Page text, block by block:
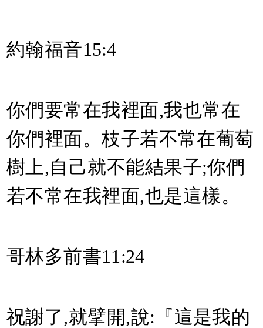
約翰福音15:4
你們要常在我裡面,我也常在
你們裡面。枝子若不常在葡萄
樹上,自己就不能結果子;你們
若不常在我裡面,也是這樣。
哥林多前書11:24
祝謝了,就擘開,說:『這是我的